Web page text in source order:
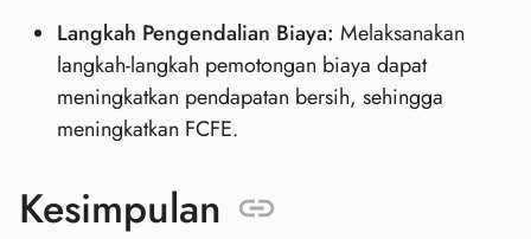
Langkah Pengendalian Biaya: Melaksanakan
langkah-langkah pemotongan biaya dapat
meningkatkan pendapatan bersih, sehingga
meningkatkan FCFE.
Kesimpulan